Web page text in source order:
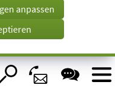
anpassen